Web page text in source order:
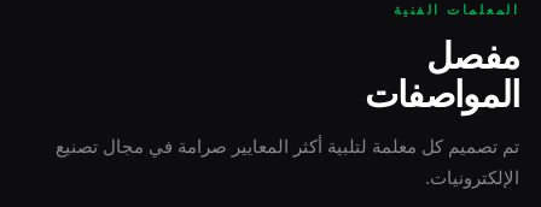
المعلمات الفنية
مفصل
المواصفات
تم تصميم كل معلمة لتلبية أكثر المعايير صرامة في مجال تصنيع
الإلكترونيات.